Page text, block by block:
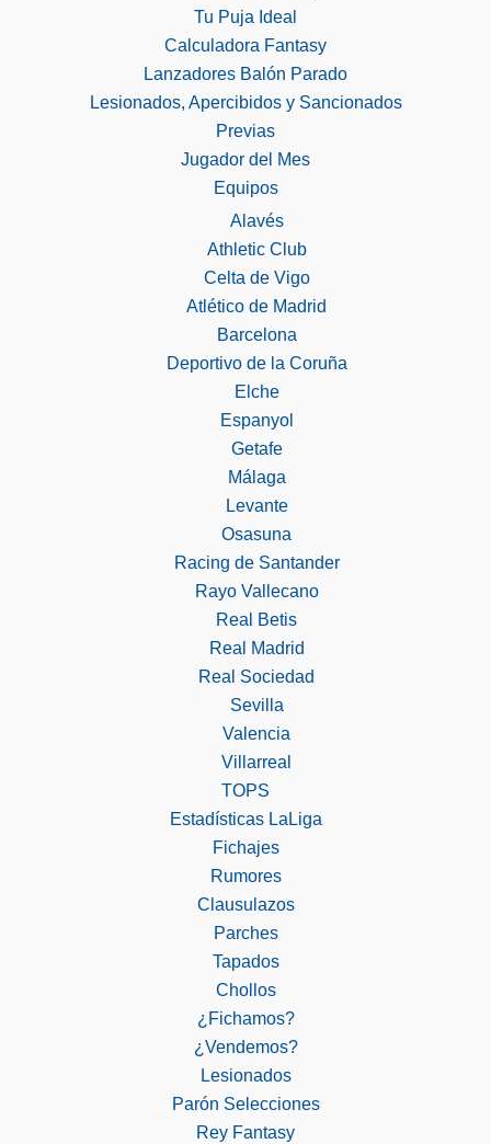
Tu Puja Ideal
Calculadora Fantasy
Lanzadores Balón Parado
Lesionados, Apercibidos y Sancionados
Previas
Jugador del Mes
Equipos
Alavés
Athletic Club
Celta de Vigo
Atlético de Madrid
Barcelona
Deportivo de la Coruña
Elche
Espanyol
Getafe
Málaga
Levante
Osasuna
Racing de Santander
Rayo Vallecano
Real Betis
Real Madrid
Real Sociedad
Sevilla
Valencia
Villarreal
TOPS
Estadísticas LaLiga
Fichajes
Rumores
Clausulazos
Parches
Tapados
Chollos
¿Fichamos?
¿Vendemos?
Lesionados
Parón Selecciones
Rey Fantasy